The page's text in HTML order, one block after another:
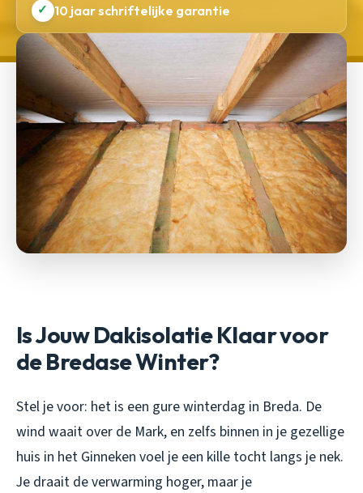
✓ 10 jaar schriftelijke garantie
Is Jouw Dakisolatie Klaar voor
de Bredase Winter?
Stel je voor: het is een gure winterdag in Breda. De
wind waait over de Mark, en zelfs binnen in je gezellige
huis in het Ginneken voel je een kille tocht langs je nek.
Je draait de verwarming hoger, maar je